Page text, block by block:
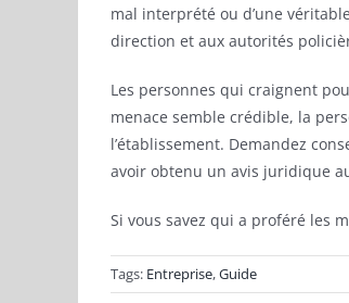
mal interprété ou d’une
direction et aux autorités
Les personnes qui craignent
menace semble crédible, la
l’établissement. Demandez
avoir obtenu un avis juridique
Si vous savez qui a proféré les
Tags: Entreprise,Guide